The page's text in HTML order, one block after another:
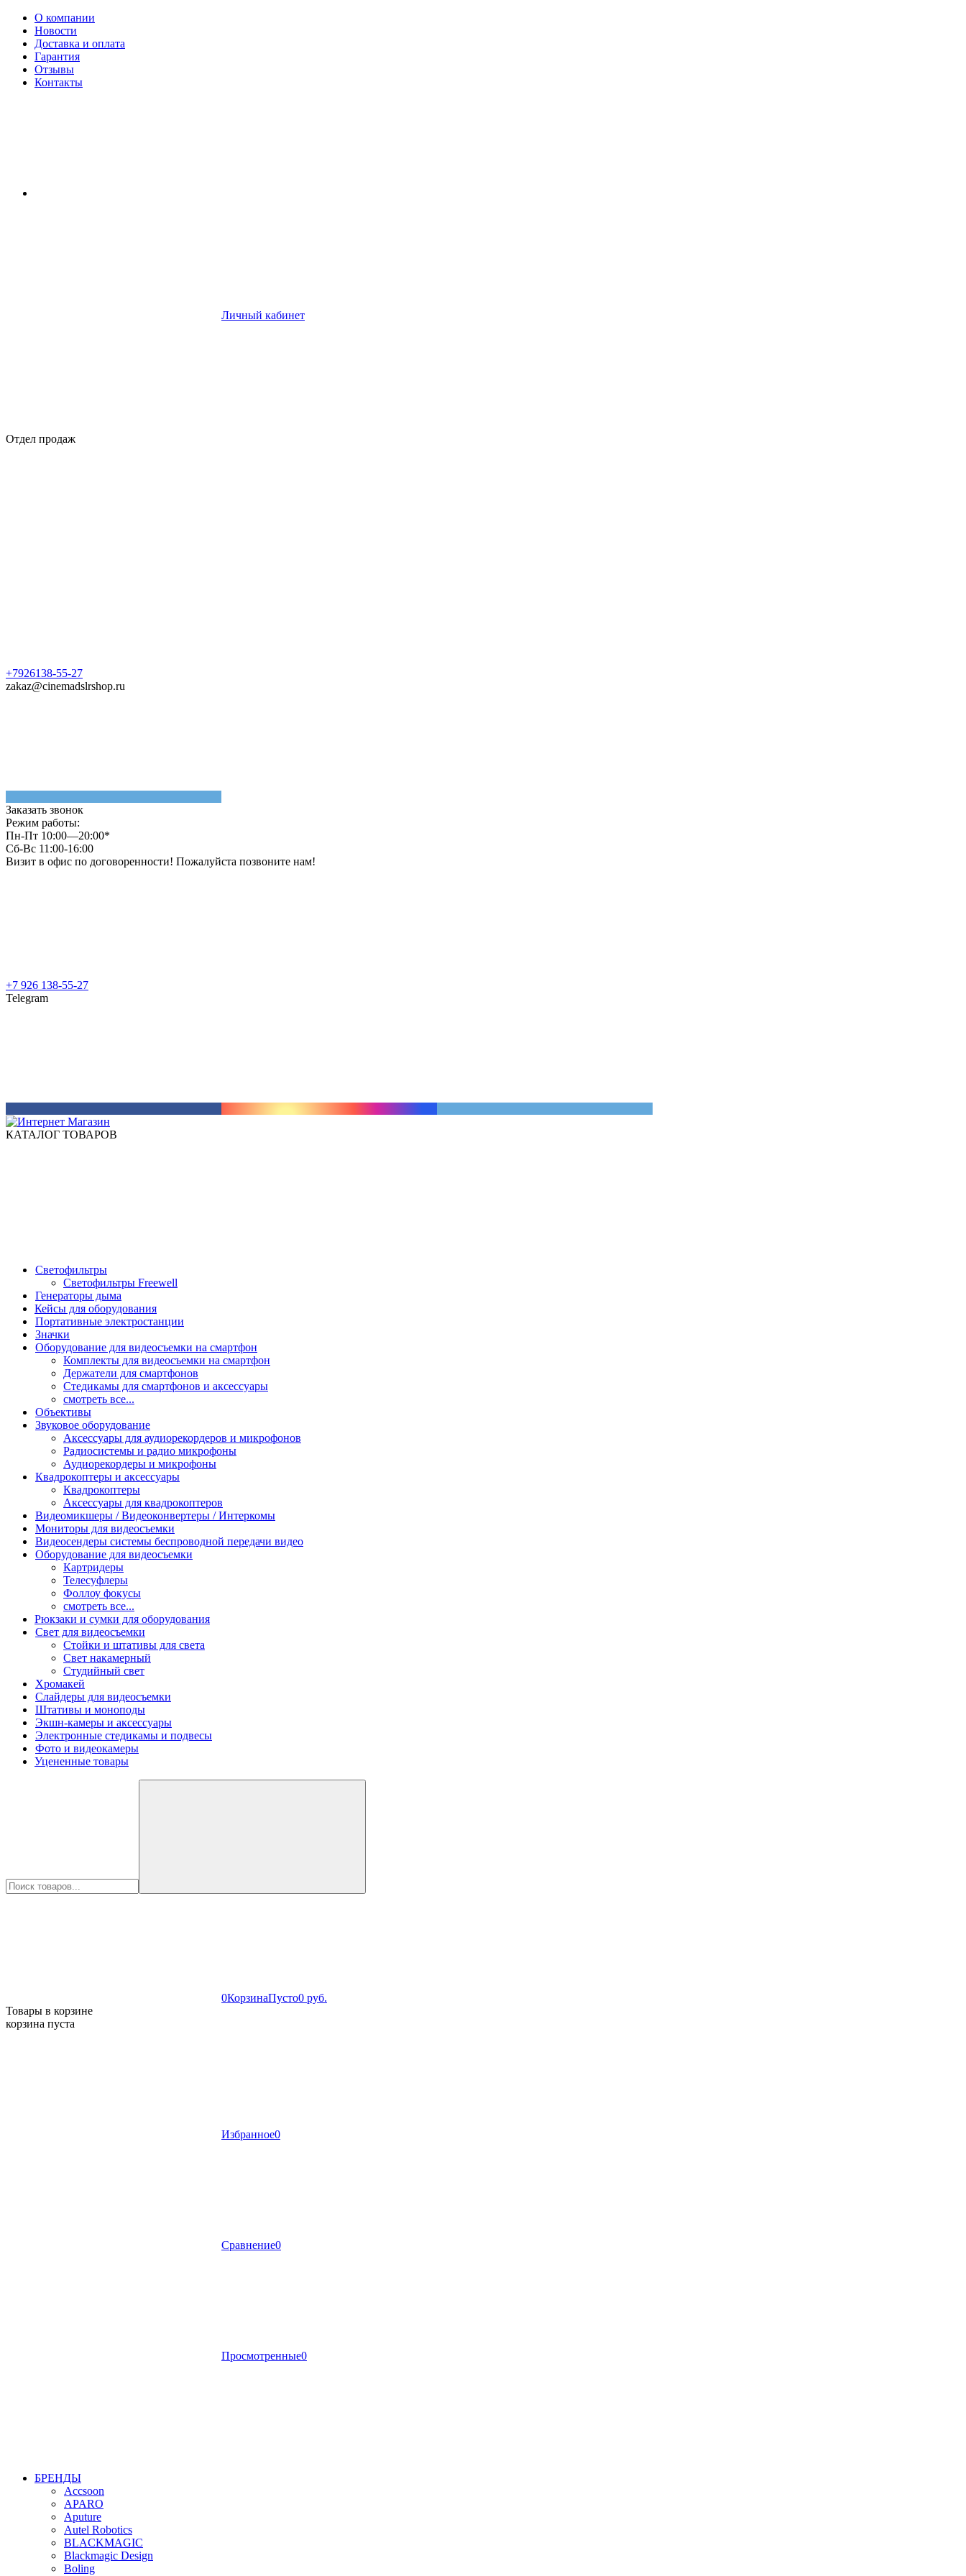
О компании
Новости
Доставка и оплата
Гарантия
Отзывы
Контакты
Личный кабинет
Отдел продаж
+7926138-55-27
zakaz@cinemadslrshop.ru
Заказать звонок
Режим работы:
Пн-Пт 10:00—20:00*
Сб-Вс 11:00-16:00
Визит в офис по договоренности! Пожалуйста позвоните нам!
+7 926 138-55-27
Telegram
КАТАЛОГ ТОВАРОВ
Светофильтры
Светофильтры Freewell
Генераторы дыма
Кейсы для оборудования
Портативные электростанции
Значки
Оборудование для видеосъемки на смартфон
Комплекты для видеосъемки на смартфон
Держатели для смартфонов
Стедикамы для смартфонов и аксессуары
смотреть все...
Объективы
Звуковое оборудование
Аксессуары для аудиорекордеров и микрофонов
Радиосистемы и радио микрофоны
Аудиорекордеры и микрофоны
Квадрокоптеры и аксессуары
Квадрокоптеры
Аксессуары для квадрокоптеров
Видеомикшеры / Видеоконвертеры / Интеркомы
Мониторы для видеосъемки
Видеосендеры системы беспроводной передачи видео
Оборудование для видеосъемки
Картридеры
Телесуфлеры
Фоллоу фокусы
смотреть все...
Рюкзаки и сумки для оборудования
Свет для видеосъемки
Стойки и штативы для света
Свет накамерный
Студийный свет
Хромакей
Слайдеры для видеосъемки
Штативы и моноподы
Экшн-камеры и аксессуары
Электронные стедикамы и подвесы
Фото и видеокамеры
Уцененные товары
0КорзинаПусто0 руб.
Товары в корзине
корзина пуста
Избранное0
Сравнение0
Просмотренные0
БРЕНДЫ
Accsoon
APARO
Aputure
Autel Robotics
BLACKMAGIC
Blackmagic Design
Boling